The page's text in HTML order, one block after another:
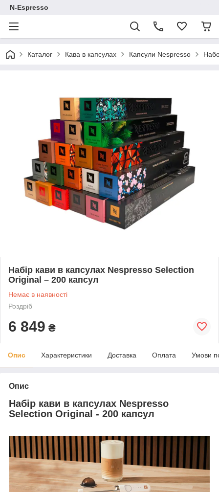
N-Espresso
Каталог Кава в капсулах Капсули Nespresso
Набір кави в капсулах Nespresso Selection
Original – 200 капсул
Немає в наявності
Роздріб
6 849 ₴
Опис Характеристики Доставка Оплата Умови
Опис
Набір кави в капсулах Nespresso
Selection Original - 200 капсул